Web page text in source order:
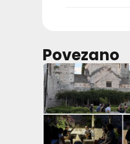
Povezano